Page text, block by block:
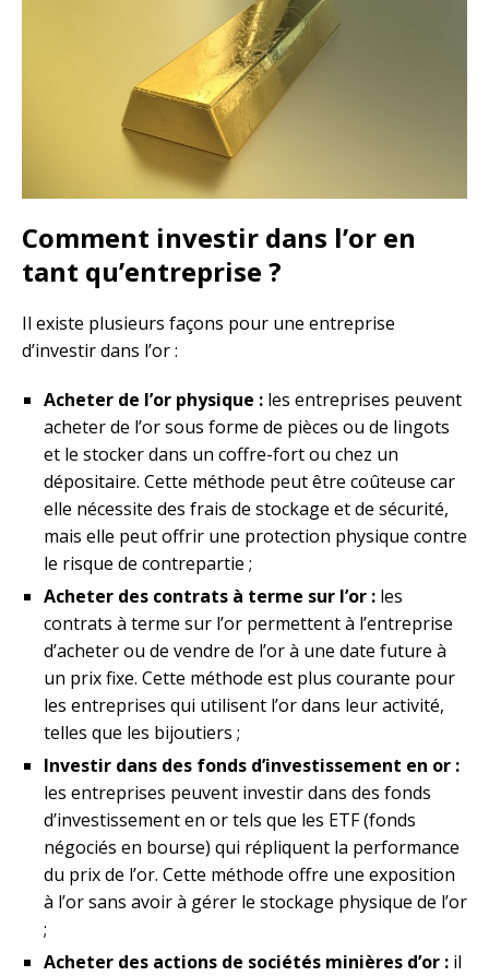
Comment investir dans l’or en
tant qu’entreprise ?
Il existe plusieurs façons pour une entreprise
d’investir dans l’or :
Acheter de l’or physique : les entreprises peuvent
acheter de l’or sous forme de pièces ou de lingots
et le stocker dans un coffre-fort ou chez un
dépositaire. Cette méthode peut être coûteuse car
elle nécessite des frais de stockage et de sécurité,
mais elle peut offrir une protection physique contre
le risque de contrepartie ;
Acheter des contrats à terme sur l’or : les
contrats à terme sur l’or permettent à l’entreprise
d’acheter ou de vendre de l’or à une date future à
un prix fixe. Cette méthode est plus courante pour
les entreprises qui utilisent l’or dans leur activité,
telles que les bijoutiers ;
Investir dans des fonds d’investissement en or :
les entreprises peuvent investir dans des fonds
d’investissement en or tels que les ETF (fonds
négociés en bourse) qui répliquent la performance
du prix de l’or. Cette méthode offre une exposition
à l’or sans avoir à gérer le stockage physique de l’or
;
Acheter des actions de sociétés minières d’or : il